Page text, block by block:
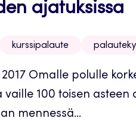
ajatuksissa
kurssipalaute
Omalle polulle
vaille 100 toisen
mennessä...